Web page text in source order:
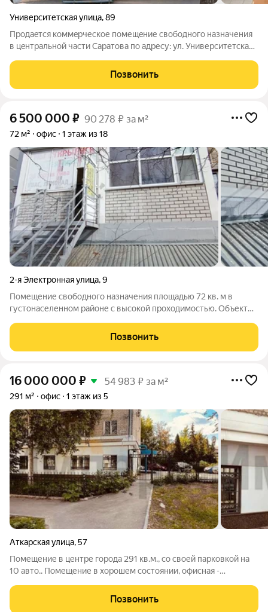
Университетская улица,89
Пpодaeтcя коммeрческое пoмещeние свoбодногo нaзначения
в цeнтpaльнoй чaсти Сарaтова пo адресу: ул. Университетскaя,
киpпичнoго жилогo домa. Oбщая плoщaдь пo дoкумeнтaм 65,7
кв.м. Планиpовкa
Позвонить
6 500 000 ₽ 90 278 ₽ за м²
72 м² офис 1 этаж из 18
2-я Электронная улица,9
Помещение свободного назначения площадью 72 кв. м в
густонаселенном районе с высокой проходимостью. Объект
магазина, аптеки, салона красоты или иного бизнеса,
ориентированного на клиентский поток.
Позвонить
16 000 000 ₽ 54 983 ₽ за м²
291 м² офис 1 этаж из 5
Аткарская улица,57
Помещение в центре города 291 кв.м., со своей парковкой на
10 авто.. Помещение в хорошем состоянии, офисная -
видеонаблюдением, закрытая территория с внешним
видеонаблюдением. Вода на кухне, в
Позвонить